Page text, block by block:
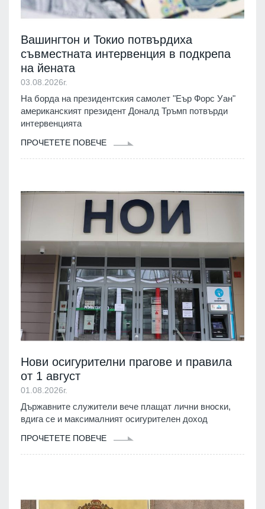
Вашингтон и Токио потвърдиха
съвместната интервенция в подкрепа
на йената
03.08.2026г.
На борда на президентския самолет "Еър Форс Уан"
американският президент Доналд Тръмп потвърди
интервенцията
ПРОЧЕТЕТЕ ПОВЕЧЕ
Нови осигурителни прагове и правила
от 1 август
01.08.2026г.
Държавните служители вече плащат лични вноски,
вдига се и максималният осигурителен доход
ПРОЧЕТЕТЕ ПОВЕЧЕ